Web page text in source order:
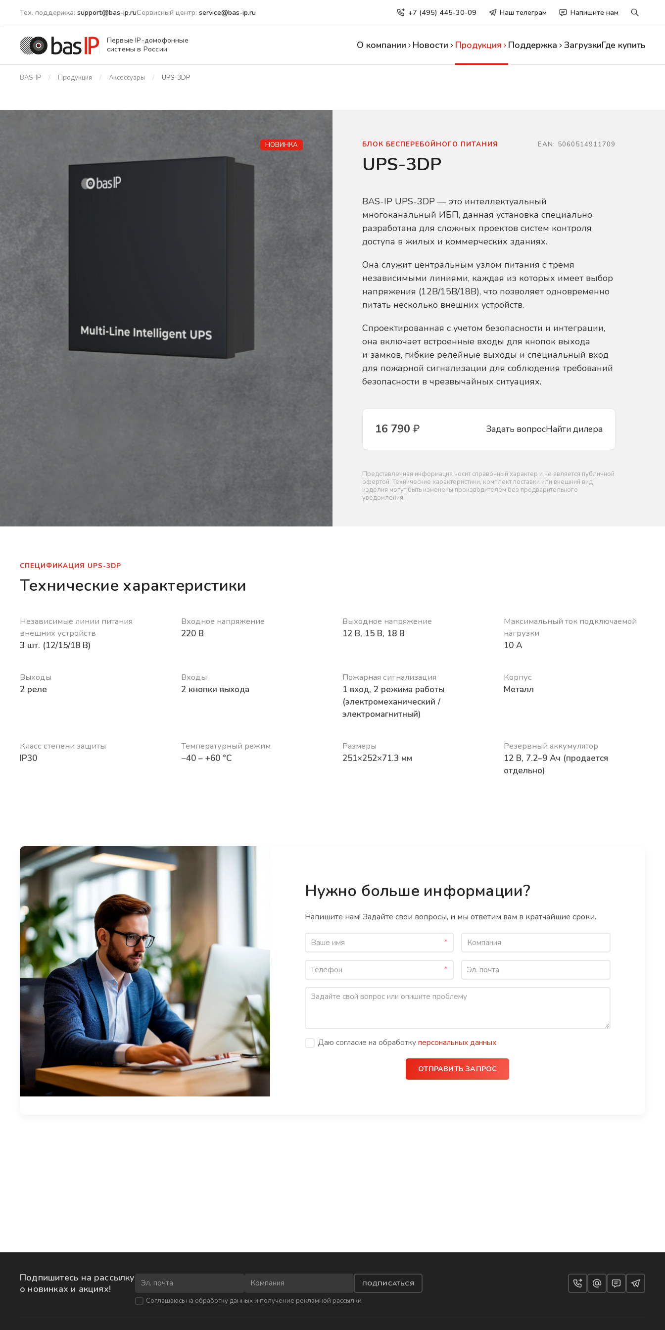
Тех. поддержка: support@bas-ip.ruСервисный центр: service@bas-ip.ru +7 (495) 445-30-09 Наш телеграм Напишите нам
Первые IP-домофонные
системы в России
О компании Новости Продукция Поддержка ЗагрузкиГде купить
BAS-IP Продукция Аксессуары UPS-3DP
БЛОК БЕСПЕРЕБОЙНОГО ПИТАНИЯ EAN: 5060514911709
UPS-3DP
BAS-IP UPS-3DP — это интеллектуальный
многоканальный ИБП, данная установка специально
разработана для сложных проектов систем контроля
доступа в жилых и коммерческих зданиях.
Она служит центральным узлом питания с тремя
независимыми линиями, каждая из которых имеет выбор
напряжения (12В/15В/18В), что позволяет одновременно
питать несколько внешних устройств.
Спроектированная с учетом безопасности и интеграции,
она включает встроенные входы для кнопок выхода
и замков, гибкие релейные выходы и специальный вход
для пожарной сигнализации для соблюдения требований
безопасности в чрезвычайных ситуациях.
16 790 ₽ Задать вопросНайти дилера
Представленная информация носит справочный характер и не является публичной
офертой. Технические характеристики, комплект поставки или внешний вид
изделия могут быть изменены производителем без предварительного
уведомления.
НОВИНКА
СПЕЦИФИКАЦИЯ UPS-3DP
Технические характеристики
Независимые линии питания
внешних устройств
3 шт. (12/15/18 В)
Входное напряжение
220 В
Выходное напряжение
12 В, 15 В, 18 В
Максимальный ток подключаемой
нагрузки
10 А
Выходы
2 реле
Входы
2 кнопки выхода
Пожарная сигнализация
1 вход, 2 режима работы
(электромеханический /
электромагнитный)
Корпус
Металл
Класс степени защиты
IP30
Температурный режим
−40 – +60 °C
Размеры
251×252×71.3 мм
Резервный аккумулятор
12 В, 7.2–9 Ач (продается
отдельно)
Нужно больше информации?
Напишите нам! Задайте свои вопросы, и мы ответим вам в кратчайшие сроки.
Даю согласие на обработкуперсональных данных
ОТПРАВИТЬ ЗАПРОС
Подпишитесь на рассылку
о новинках и акциях!
ПОДПИСАТЬСЯ
Соглашаюсь на обработку данныхи получение рекламной рассылки